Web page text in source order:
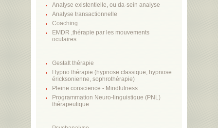
Analyse existentielle, ou da-sein analyse
Analyse transactionnelle
Coaching
EMDR ,thérapie par les mouvements
oculaires
Gestalt thérapie
Hypno thérapie (hypnose classique, hypnose
éricksonienne, sophrothérapie)
Pleine conscience - Mindfulness
Programmation Neuro-linguistique (PNL)
thérapeutique